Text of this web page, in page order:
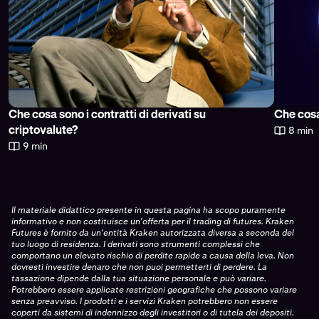
Che cosa sono i contratti di derivati su
criptovalute?
9 min
Che
8 min
Il materiale didattico presente in questa pagina ha scopo puramente
informativo e non costituisce un'offerta per il trading di futures. Kraken
Futures è fornito da un'entità Kraken autorizzata diversa a seconda del
tuo luogo di residenza. I derivati sono strumenti complessi che
comportano un elevato rischio di perdite rapide a causa della leva. Non
dovresti investire denaro che non puoi permetterti di perdere. La
tassazione dipende dalla tua situazione personale e può variare.
Potrebbero essere applicate restrizioni geografiche che possono variare
senza preavviso. I prodotti e i servizi Kraken potrebbero non essere
coperti da sistemi di indennizzo degli investitori o di tutela dei depositi.